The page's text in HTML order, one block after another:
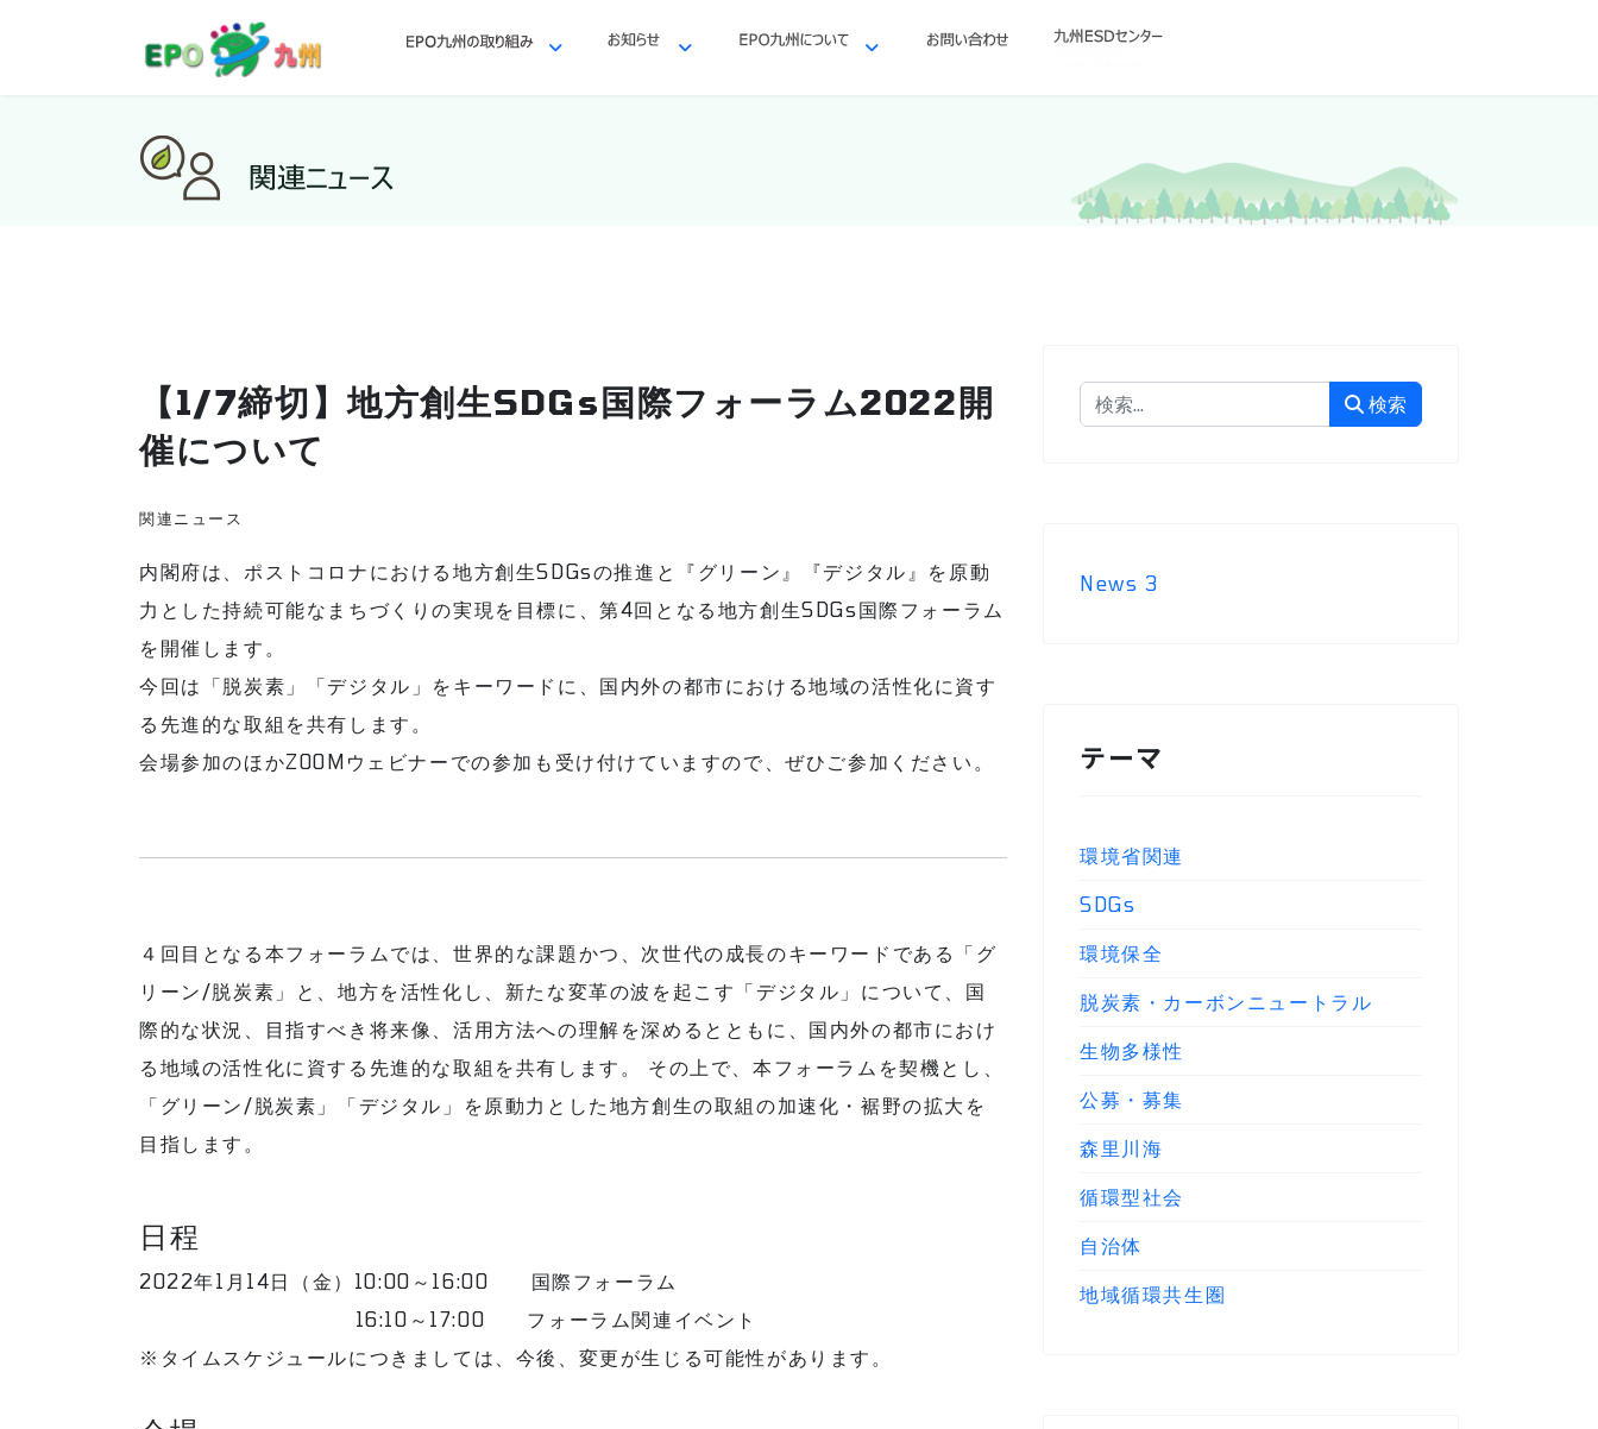
【1/7締切】地方創生SDGs国際フォーラム2022開
催について
関連ニュース
内閣府は、ポストコロナにおける地方創生SDGsの推進と『グリーン』『デジタル』を原動
力とした持続可能なまちづくりの実現を目標に、第4回となる地方創生SDGs国際フォーラム
を開催します。
今回は「脱炭素」「デジタル」をキーワードに、国内外の都市における地域の活性化に資す
る先進的な取組を共有します。
会場参加のほかZOOMウェビナーでの参加も受け付けていますので、ぜひご参加ください。
４回目となる本フォーラムでは、世界的な課題かつ、次世代の成長のキーワードである「グ
リーン/脱炭素」と、地方を活性化し、新たな変革の波を起こす「デジタル」について、国
際的な状況、目指すべき将来像、活用方法への理解を深めるとともに、国内外の都市におけ
る地域の活性化に資する先進的な取組を共有します。 その上で、本フォーラムを契機とし、
「グリーン/脱炭素」「デジタル」を原動力とした地方創生の取組の加速化・裾野の拡大を
目指します。
日程
2022年1月14日（金）10:00～16:00 国際フォーラム
16:10～17:00 フォーラム関連イベント
※タイムスケジュールにつきましては、今後、変更が生じる可能性があります。
検索 検索
News 3
テーマ
環境省関連
SDGs
環境保全
脱炭素・カーボンニュートラル
生物多様性
公募・募集
森里川海
循環型社会
自治体
地域循環共生圏